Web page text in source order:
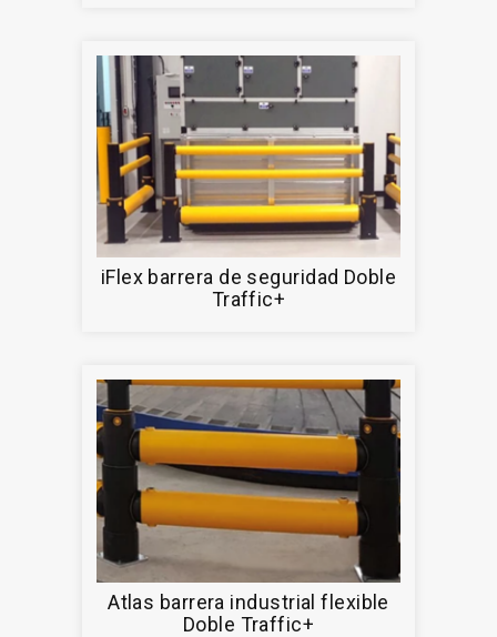
iFlex barrera de seguridad Doble
Traffic+
Atlas barrera industrial flexible
Doble Traffic+